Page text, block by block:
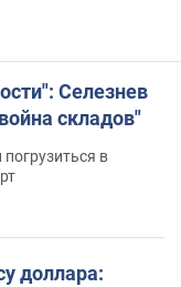
Селезнев
складов"
в
доллара: